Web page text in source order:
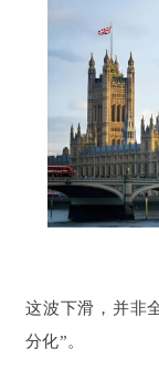
这波下滑，并非
分化”。